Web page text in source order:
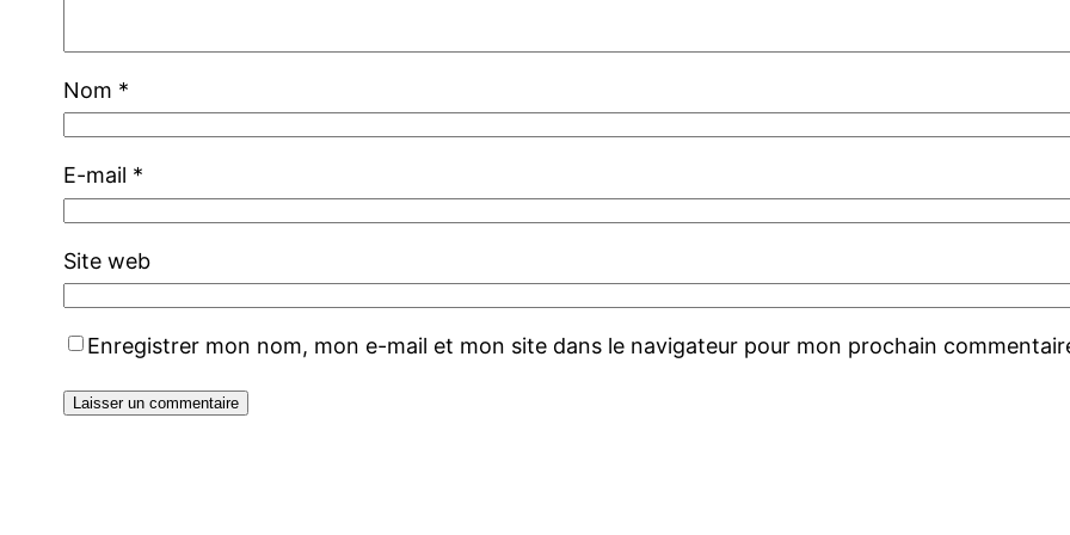
Nom *
E-mail *
Site web
Enregistrer mon nom, mon e-mail et mon site dans le navigateur pour mon prochain